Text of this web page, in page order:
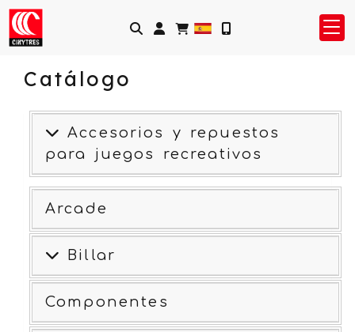
Identifícate
Catálogo
Accesorios y repuestos
para juegos recreativos
Arcade
Billar
Componentes